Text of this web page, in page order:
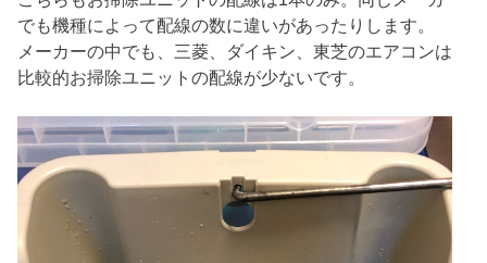
でも機種によって配線の数に違いがあったりします。
メーカーの中でも、三菱、ダイキン、東芝のエアコンは
比較的お掃除ユニットの配線が少ないです。